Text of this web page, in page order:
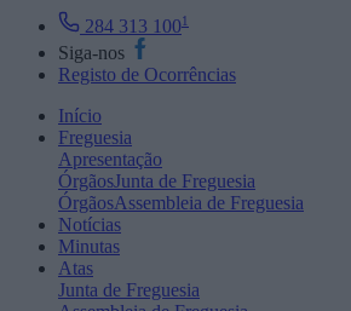
284 313 1001
Siga-nos
Registo de Ocorrências
Início
Freguesia
Apresentação
ÓrgãosJunta de Freguesia
ÓrgãosAssembleia de Freguesia
Notícias
Minutas
Atas
Junta de Freguesia